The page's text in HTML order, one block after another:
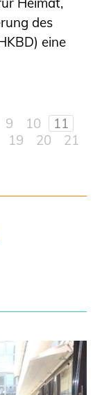
des
eine
9 10
11
19 20
21